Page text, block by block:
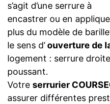
s’agit d’une serrure à
encastrer ou en
plus du modèle de
le sens d’ouverture de
logement : serrure
poussant.
Votre serrurier
assurer différentes